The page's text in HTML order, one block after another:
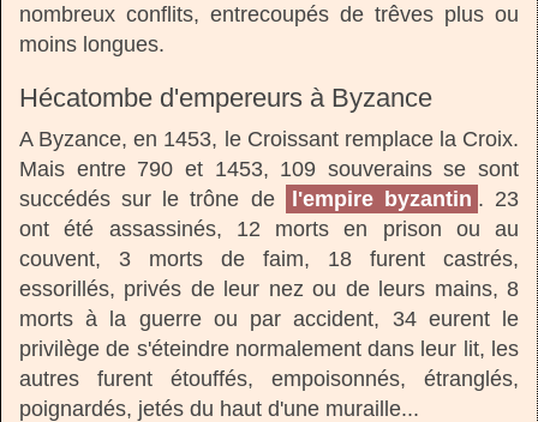
nombreux conflits, entrecoupés de trêves plus ou
moins longues.
Hécatombe d'empereurs à Byzance
A Byzance, en 1453, le Croissant remplace la Croix.
Mais entre 790 et 1453, 109 souverains se sont
succédés sur le trône de
l'empire byzantin . 23
ont été assassinés, 12 morts en prison ou au
couvent, 3 morts de faim, 18 furent castrés,
essorillés, privés de leur nez ou de leurs mains, 8
morts à la guerre ou par accident, 34 eurent le
privilège de s'éteindre normalement dans leur lit, les
autres furent étouffés, empoisonnés, étranglés,
poignardés, jetés du haut d'une muraille...